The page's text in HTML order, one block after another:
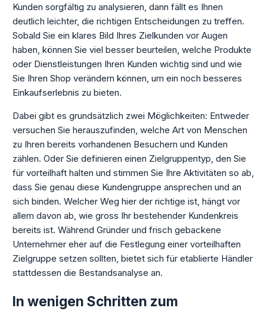
Kunden sorgfältig zu analysieren, dann fällt es Ihnen
deutlich leichter, die richtigen Entscheidungen zu treffen.
Sobald Sie ein klares Bild Ihres Zielkunden vor Augen
haben, können Sie viel besser beurteilen, welche Produkte
oder Dienstleistungen Ihren Kunden wichtig sind und wie
Sie Ihren Shop verändern können, um ein noch besseres
Einkaufserlebnis zu bieten.
Dabei gibt es grundsätzlich zwei Möglichkeiten: Entweder
versuchen Sie herauszufinden, welche Art von Menschen
zu Ihren bereits vorhandenen Besuchern und Kunden
zählen. Oder Sie definieren einen Zielgruppentyp, den Sie
für vorteilhaft halten und stimmen Sie Ihre Aktivitäten so ab,
dass Sie genau diese Kundengruppe ansprechen und an
sich binden. Welcher Weg hier der richtige ist, hängt vor
allem davon ab, wie gross Ihr bestehender Kundenkreis
bereits ist. Während Gründer und frisch gebackene
Unternehmer eher auf die Festlegung einer vorteilhaften
Zielgruppe setzen sollten, bietet sich für etablierte Händler
stattdessen die Bestandsanalyse an.
In wenigen Schritten zum